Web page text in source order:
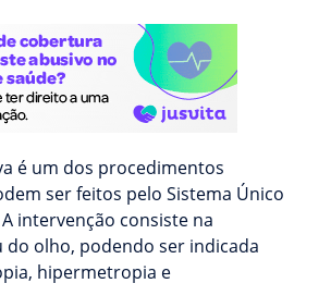
é um dos procedimentos
ser feitos pelo Sistema Único
A intervenção consiste na
do olho, podendo ser indicada
hipermetropia e